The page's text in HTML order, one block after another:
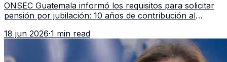
ONSEC Guatemala informó los requisitos para solicitar
pensión por jubilación: 10 años de contribución al
importar edad.
18 jun 2026·1 min read